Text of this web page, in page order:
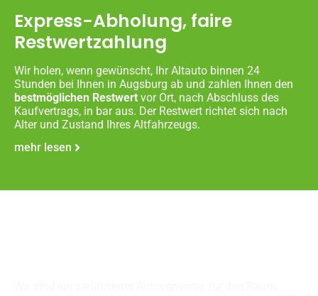
Express-Abholung, faire
Restwertzahlung
Wir holen, wenn gewünscht, Ihr Altauto binnen 24
Stunden bei Ihnen in Augsburg ab und zahlen Ihnen den
bestmöglichen Restwert vor Ort, nach Abschluss des
Kaufvertrags, in bar aus. Der Restwert richtet sich nach
Alter und Zustand Ihres Altfahrzeugs.
mehr lesen